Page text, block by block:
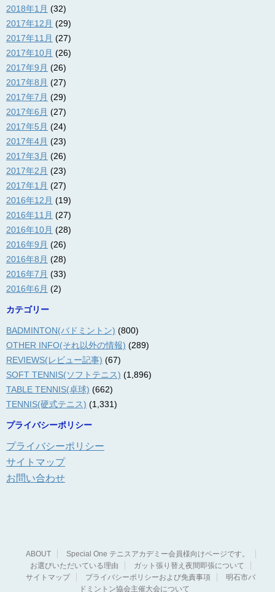
2018年1月 (32)
2017年12月 (29)
2017年11月 (27)
2017年10月 (26)
2017年9月 (26)
2017年8月 (27)
2017年7月 (29)
2017年6月 (27)
2017年5月 (24)
2017年4月 (23)
2017年3月 (26)
2017年2月 (23)
2017年1月 (27)
2016年12月 (19)
2016年11月 (27)
2016年10月 (28)
2016年9月 (26)
2016年8月 (28)
2016年7月 (33)
2016年6月 (2)
カテゴリー
BADMINTON(バドミントン) (800)
OTHER INFO(それ以外の情報) (289)
REVIEWS(レビュー記事) (67)
SOFT TENNIS(ソフトテニス) (1,896)
TABLE TENNIS(卓球) (662)
TENNIS(硬式テニス) (1,331)
プライバシーポリシー
プライバシーポリシー
サイトマップ
お問い合わせ
ABOUT
Special One テニスアカデミー会員様向けページです。
お選びいただいている理由
ガット張り替え夜間即張について
サイトマップ
プライバシーポリシーおよび免責事項
明石市バ
ドミントン協会主催大会について